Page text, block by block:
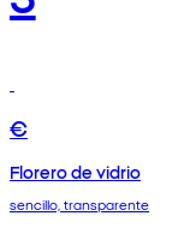
€
Florero de vidrio
sencillo, transparente